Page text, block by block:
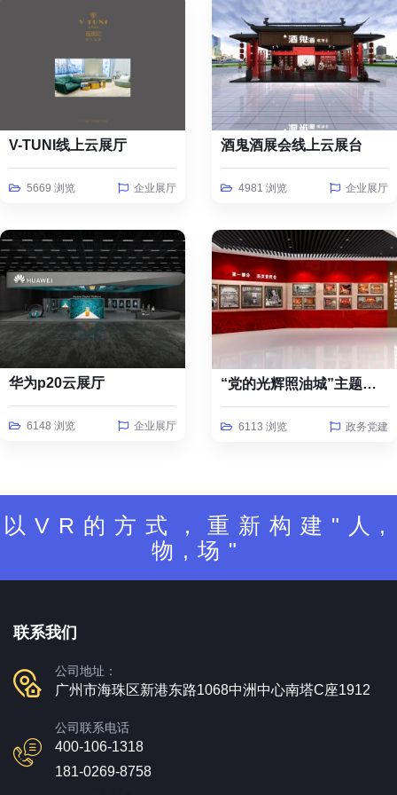
V-TUNI线上云展厅
5669 浏览 企业展厅
酒鬼酒展会线上云展台
4981 浏览 企业展厅
华为p20云展厅
6148 浏览 企业展厅
“党的光辉照油城”主题线上云展览
6113 浏览 政务党建
以VR的方式，重新构建"人,
物,场"
联系我们
公司地址：
广州市海珠区新港东路1068中洲中心南塔C座1912
公司联系电话
400-106-1318
181-0269-8758